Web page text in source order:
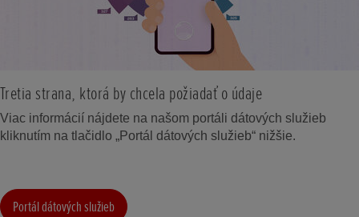
Tretia strana, ktorá by chcela požiadať o údaje
Viac informácií nájdete na našom portáli dátových služieb
kliknutím na tlačidlo „Portál dátových služieb“ nižšie.
Portál dátových služieb